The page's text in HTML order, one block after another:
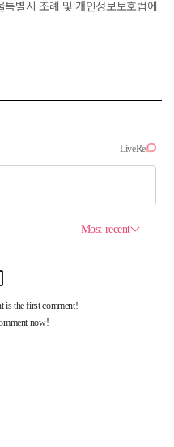
별시 조례 및 개인정보보호법에